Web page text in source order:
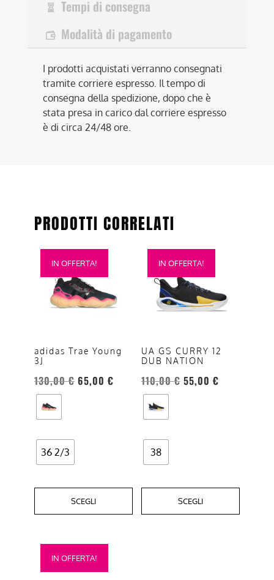
Tempi di consegna
Modalità di pagamento
I prodotti acquistati verranno consegnati
tramite corriere espresso. Il tempo di
consegna della spedizione, dopo che è
stata presa in carico dal corriere espresso
è di circa 24/48 ore.
PRODOTTI CORRELATI
IN OFFERTA!
adidas Trae Young
3J
130,00€ 65,00 €
36 2/3
SCEGLI
Questo
prodotto
opzioni
possono
essere
scelte
nella
del
prodotto
IN OFFERTA!
UA GS CURRY 12
DUB NATION
110,00€ 55,00 €
38
SCEGLI
Questo
prodotto
varianti.
opzioni
possono
essere
scelte
nella
del
prodotto
IN OFFERTA!
Questo
prodotto